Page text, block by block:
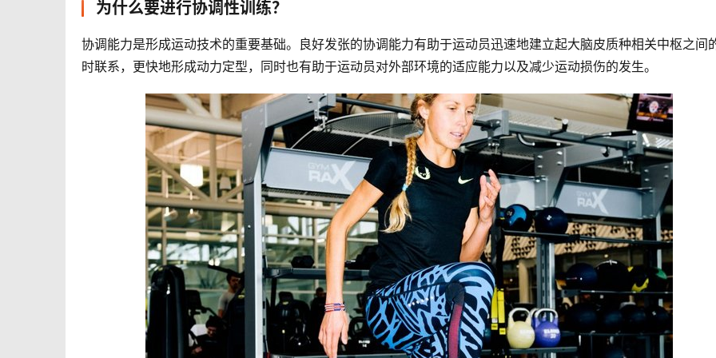
为什么要进行协调性训练？
协调能力是形成运动技术的重要基础。良好发张的协调能力有助于运动员迅速地建立起大脑皮质种相关中枢之间
时联系，更快地形成动力定型，同时也有助于运动员对外部环境的适应能力以及减少运动损伤的发生。